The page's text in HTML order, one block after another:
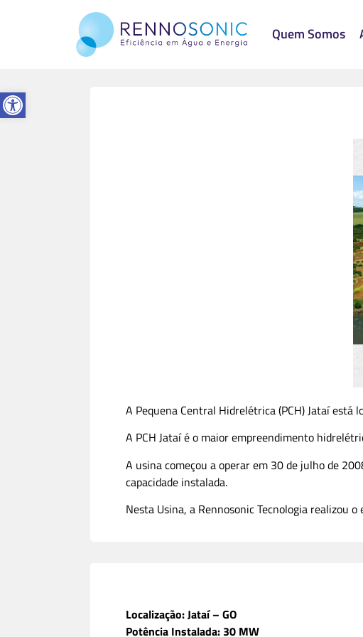
Abrir a barra de ferramentas
Quem Somos
A Pequena Central Hidrelétrica (PCH) Jataí está
A PCH Jataí é o maior empreendimento
A usina começou a operar em 30 de julho de
capacidade instalada.
Nesta Usina, a Rennosonic Tecnologia realizou
Localização: Jataí – GO
Potência Instalada: 30 MW